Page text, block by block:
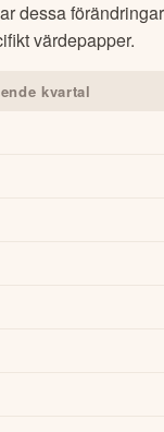
dessa
värdepapper.
kvartal